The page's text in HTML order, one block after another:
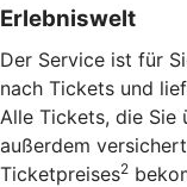
Erlebniswelt
Der Service ist für
nach Tickets und
Alle Tickets, die Sie
außerdem
Ticketpreises2